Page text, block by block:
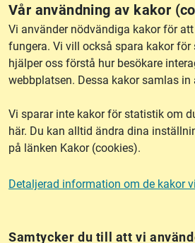
Vår användning av kakor
Vi använder nödvändiga kakor för
fungera. Vi vill också spara kakor
hjälper oss förstå hur besökare
webbplatsen. Dessa kakor samlas in
Vi sparar inte kakor för statistik om
här. Du kan alltid ändra dina
på länken Kakor (cookies).
Detaljerad information om de kakor
Samtycker du till att vi
RSS
Om webbplatsen
Tillgänglighet
Other languages
Kakor (cookies)